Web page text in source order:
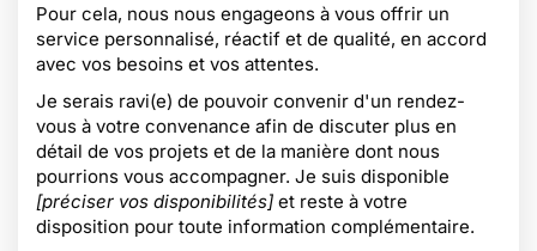
Pour cela, nous nous engageons à vous offrir un
service personnalisé, réactif et de qualité, en accord
avec vos besoins et vos attentes.
Je serais ravi(e) de pouvoir convenir d'un rendez-
vous à votre convenance afin de discuter plus en
détail de vos projets et de la manière dont nous
pourrions vous accompagner. Je suis disponible
[préciser vos disponibilités] et reste à votre
disposition pour toute information complémentaire.